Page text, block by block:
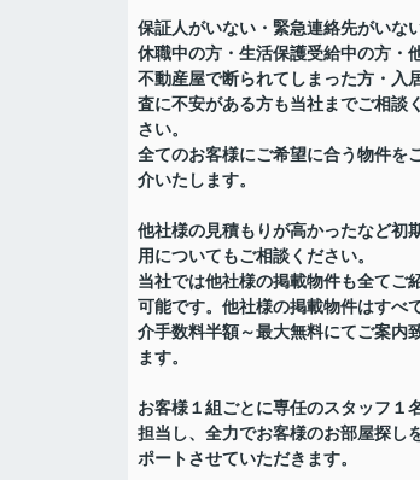
保証人がいない・緊急連絡先がいな
休職中の方・生活保護受給中の方・
不動産屋で断られてしまった方・入
査に不安がある方も当社までご相談
さい。
全てのお客様にご希望に合う物件を
介いたします。
他社様の見積もりが高かったなど初
用についてもご相談ください。
当社では他社様の掲載物件も全てご
可能です。他社様の掲載物件はすべ
介手数料半額～最大無料にてご案内
ます。
お客様１組ごとに専任のスタッフ１
担当し、全力でお客様のお部屋探し
ポートさせていただきます。